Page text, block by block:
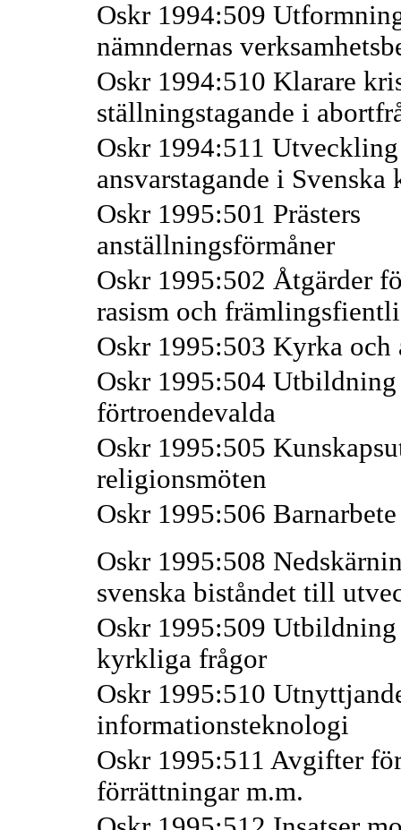
Oskr 1994:509
nämndernas
Oskr 1994:510 Klarare
ställningstagande i
Oskr 1994:511
ansvarstagande i Svenska
Oskr 1995:501 Prästers
anställningsförmåner
Oskr 1995:502 Åtgärder
rasism och
Oskr 1995:503 Kyrka och
Oskr 1995:504
förtroendevalda
Oskr 1995:505
religionsmöten
Oskr 1995:506 Barnarbete
Oskr 1995:508
svenska biståndet till
Oskr 1995:509
kyrkliga frågor
Oskr 1995:510
informationsteknologi
Oskr 1995:511 Avgifter
förrättningar m.m.